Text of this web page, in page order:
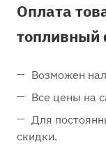
Оплата
топливный
Возможен
Все цены на
Для
скидки.